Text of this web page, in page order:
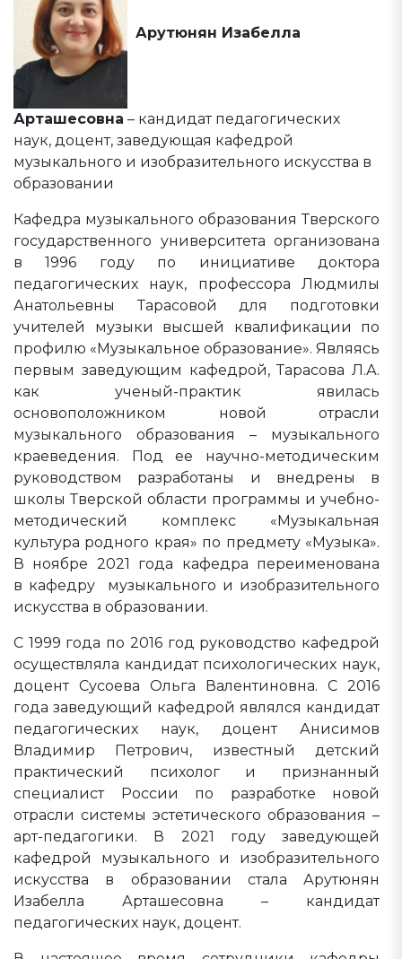
Арутюнян Изабелла
Арташесовна – кандидат педагогических
наук, доцент, заведующая кафедрой
музыкального и изобразительного искусства в
образовании
Кафедра музыкального образования Тверского
государственного университета организована
в 1996 году по инициативе доктора
педагогических наук, профессора Людмилы
Анатольевны Тарасовой для подготовки
учителей музыки высшей квалификации по
профилю «Музыкальное образование». Являясь
первым заведующим кафедрой, Тарасова Л.А.
как ученый-практик явилась
основоположником новой отрасли
музыкального образования – музыкального
краеведения. Под ее научно-методическим
руководством разработаны и внедрены в
школы Тверской области программы и учебно-
методический комплекс «Музыкальная
культура родного края» по предмету «Музыка».
В ноябре 2021 года кафедра переименована
в кафедру музыкального и изобразительного
искусства в образовании.
С 1999 года по 2016 год руководство кафедрой
осуществляла кандидат психологических наук,
доцент Сусоева Ольга Валентиновна. С 2016
года заведующий кафедрой являлся кандидат
педагогических наук, доцент Анисимов
Владимир Петрович, известный детский
практический психолог и признанный
специалист России по разработке новой
отрасли системы эстетического образования –
арт-педагогики. В 2021 году заведующей
кафедрой музыкального и изобразительного
искусства в образовании стала Арутюнян
Изабелла Арташесовна – кандидат
педагогических наук, доцент.